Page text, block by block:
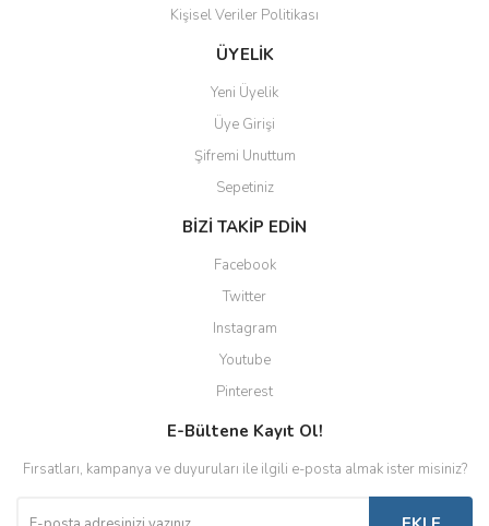
Kişisel Veriler Politikası
ÜYELİK
Yeni Üyelik
Üye Girişi
Şifremi Unuttum
Sepetiniz
BİZİ TAKİP EDİN
Facebook
Twitter
Instagram
Youtube
Pinterest
E-Bültene Kayıt Ol!
Fırsatları, kampanya ve duyuruları ile ilgili e-posta almak ister misiniz?